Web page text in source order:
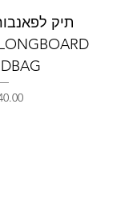
תיק
מחיר‏340.00 ‏₪